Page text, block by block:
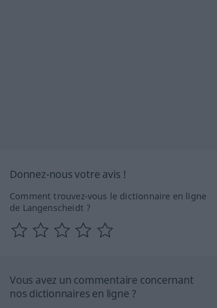
Donnez-nous votre avis !
Comment trouvez-vous le dictionnaire en ligne
de Langenscheidt ?
Vous avez un commentaire concernant
nos dictionnaires en ligne ?